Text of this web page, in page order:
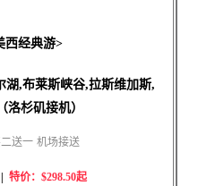
西经典游>
湖,布莱斯峡谷,拉斯维加斯,
洛杉矶接机）
送一 机场接送
特价：$298.50起